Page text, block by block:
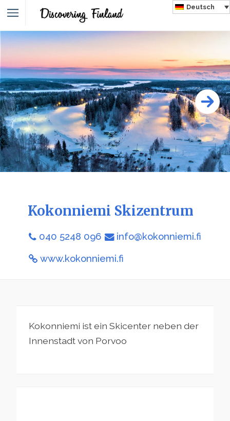
Deutsch
Kokonniemi Skizentrum
040 5248 096 info@kokonniemi.fi
www.kokonniemi.fi
Kokonniemi ist ein Skicenter neben der
Innenstadt von Porvoo